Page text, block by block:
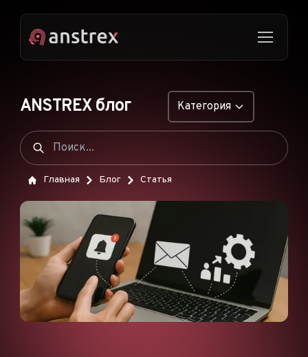
ANSTREX блог Категория
НАТИВНАЯ РЕКЛАМА
ПОП-ОБЪЯВЛЕНИЯ
PUSH-ОБЪЯВЛЕНИЯ
РЕКЛАМА В TIKTOK
ФУНКЦИИ
ОБЪЯВЛЕНИЯ
Главная Блог Статья